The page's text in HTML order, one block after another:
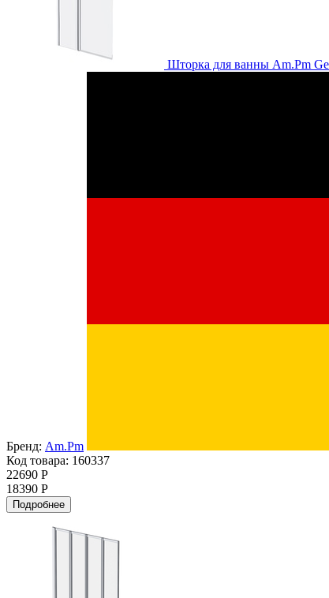
Шторка для ванны Am.Pm
Бренд: Am.Pm
Код товара: 160337
22690 Р
18390 Р
Подробнее